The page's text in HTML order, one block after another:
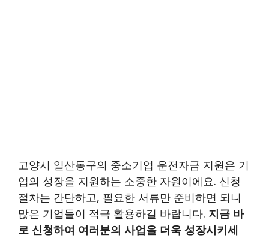
고양시 일산동구의 중소기업 운전자금 지원은 기
업의 성장을 지원하는 소중한 자원이에요. 신청
절차는 간단하고, 필요한 서류만 준비하면 되니
많은 기업들이 적극 활용하길 바랍니다. 지금 바
로 신청하여 여러분의 사업을 더욱 성장시키세